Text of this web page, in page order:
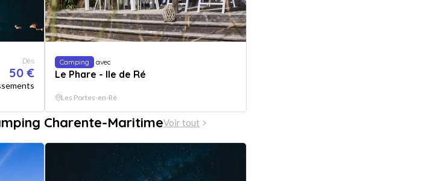
Dès
50 €
Camping avec
Le Phare - Ile de Ré
Les Portes-en-Ré
Charente-MaritimeVoir tout